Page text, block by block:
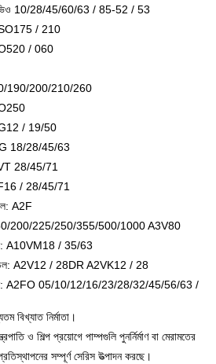
ভিও 10/28/45/60/63 / 85-52 / 53
/ 210
/ 060
190/200/210/260
/ 19/50
18/28/45/63
28/45/71
/ 28/45/71
A2F
200/225/250/355/500/1000 A3V80
A10VM18 / 35/63
A2V12 / 28DR A2VK12 / 28
A2FO 05/10/12/16/23/28/32/45/56/63 /
বিখ্যাত নির্মাতা।
ও শিল্প প্রয়োগে পাম্পগুলি পুনর্নির্মাণ বা মেরামতের
সম্পূর্ণ সেরিস উত্পাদন করছে।